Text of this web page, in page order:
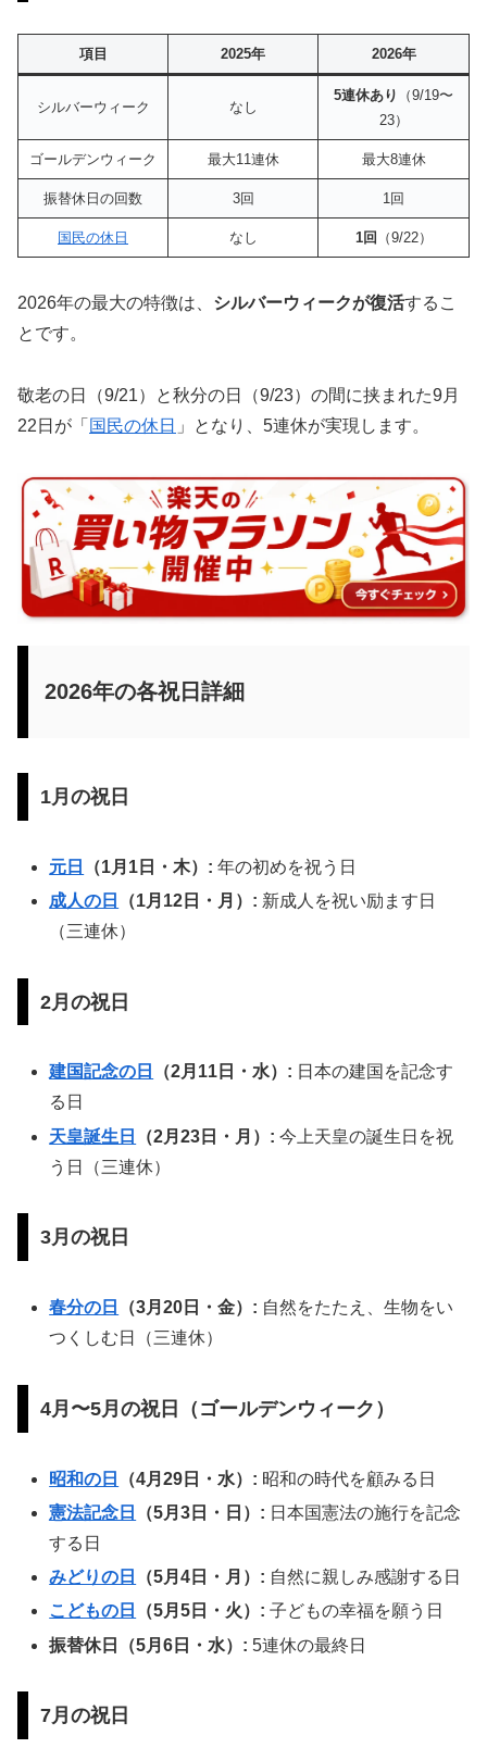
項目 2025年 2026年
シルバーウィーク なし
5連休あり
（9/19〜
23）
ゴールデンウィーク 最大11連休 最大8連休
振替休日の回数 3回 1回
国民の休日 なし 1回 （9/22）
2026年の最大の特徴は、 シルバーウィークが復活するこ
とです。
敬老の日（9/21）と秋分の日（9/23）の間に挟まれた9月
22日が「 国民の休日 」となり、5連休が実現します。
2026年の各祝日詳細
1月の祝日
元日 （1月1日・木）: 年の初めを祝う日
成人の日
（1月12日・月）: 新成人を祝い励ます日
（三連休）
2月の祝日
建国記念の日 （2月11日・水）: 日本の建国を記念す
る日
天皇誕生日
（2月23日・月）: 今上天皇の誕生日を祝
う日（三連休）
3月の祝日
春分の日 （3月20日・金）: 自然をたたえ、生物をい
つくしむ日（三連休）
4月〜5月の祝日（ゴールデンウィーク）
昭和の日 （4月29日・水）: 昭和の時代を顧みる日
憲法記念日
（5月3日・日）: 日本国憲法の施行を記念
する日
みどりの日
（5月4日・月）: 自然に親しみ感謝する日
こどもの日
（5月5日・火）: 子どもの幸福を願う日
振替休日（5月6日・水）: 5連休の最終日
7月の祝日